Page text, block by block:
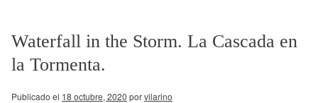
Waterfall in the Storm. La Cascada en
la Tormenta.
Publicado el 18 octubre, 2020 porvilarino